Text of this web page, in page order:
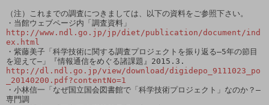
（注）これまでの調査につきましては、以下の資料をご参照下さい。
http://www.ndl.go.jp/jp/diet/publication/document/ind
ex.html
・紫藤美子「科学技術に関する調査プロジェクトを振り返る―5年の節目
http://dl.ndl.go.jp/view/download/digidepo_9111023_po
_20140200.pdf?contentNo=1
・小林信一「なぜ国立国会図書館で「科学技術プロジェクト」なのか？―
専門調